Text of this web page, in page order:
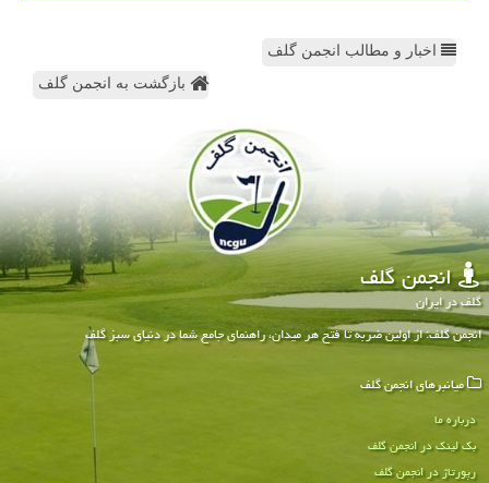
اخبار و مطالب انجمن گلف
بازگشت به انجمن گلف
انجمن گلف
گلف در ایران
انجمن گلف: از اولین ضربه تا فتح هر میدان، راهنمای جامع شما در دنیای سبز گلف
میانبرهای انجمن گلف
درباره ما
بک لینک در انجمن گلف
رپورتاژ در انجمن گلف